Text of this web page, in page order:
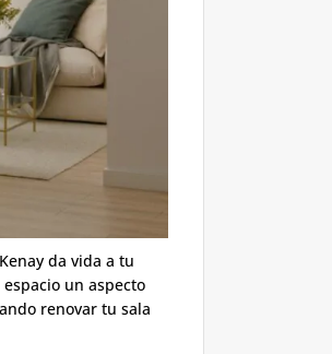
da vida a tu
un aspecto
renovar tu sala